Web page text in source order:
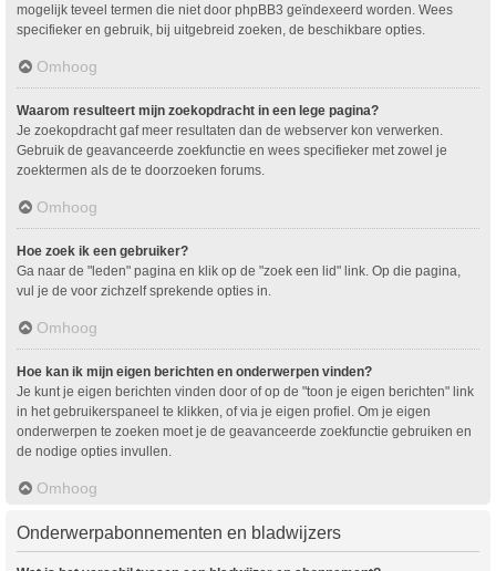
mogelijk teveel termen die niet door phpBB3 geïndexeerd worden. Wees
specifieker en gebruik, bij uitgebreid zoeken, de beschikbare opties.
Omhoog
Waarom resulteert mijn zoekopdracht in een lege pagina?
Je zoekopdracht gaf meer resultaten dan de webserver kon verwerken.
Gebruik de geavanceerde zoekfunctie en wees specifieker met zowel je
zoektermen als de te doorzoeken forums.
Omhoog
Hoe zoek ik een gebruiker?
Ga naar de "leden" pagina en klik op de "zoek een lid" link. Op die pagina,
vul je de voor zichzelf sprekende opties in.
Omhoog
Hoe kan ik mijn eigen berichten en onderwerpen vinden?
Je kunt je eigen berichten vinden door of op de "toon je eigen berichten" link
in het gebruikerspaneel te klikken, of via je eigen profiel. Om je eigen
onderwerpen te zoeken moet je de geavanceerde zoekfunctie gebruiken en
de nodige opties invullen.
Omhoog
Onderwerpabonnementen en bladwijzers